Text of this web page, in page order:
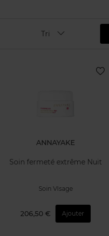
Tri
ANNAYAKE
Soin fermeté extrême Nuit
Soin VIsage
206,50 € Ajouter